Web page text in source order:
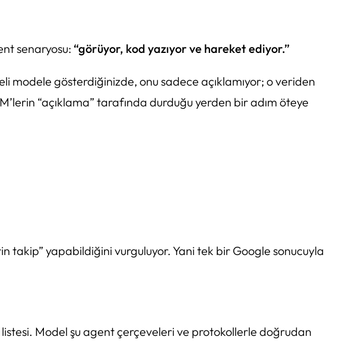
senaryosu: “görüyor, kod yazıyor ve hareket ediyor.”
modele gösterdiğinizde, onu sadece açıklamıyor; o veriden
“açıklama” tarafında durduğu yerden bir adım öteye
yapabildiğini vurguluyor. Yani tek bir Google sonucuyla
listesi. Model şu agent çerçeveleri ve protokollerle doğrudan